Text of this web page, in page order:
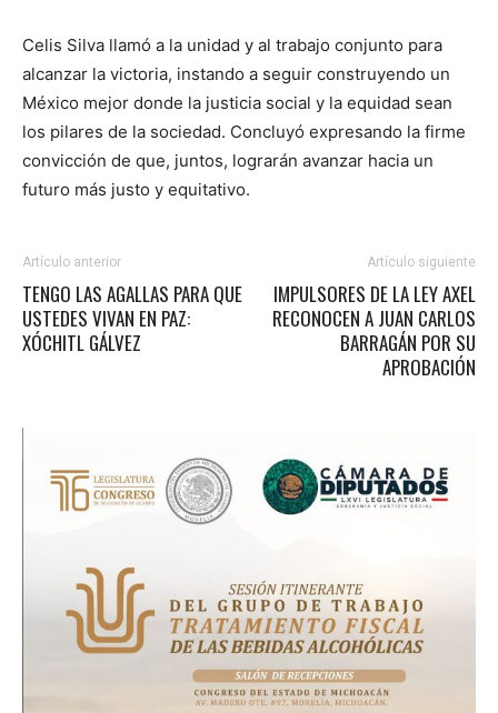
Celis Silva llamó a la unidad y al trabajo conjunto para
alcanzar la victoria, instando a seguir construyendo un
México mejor donde la justicia social y la equidad sean
los pilares de la sociedad. Concluyó expresando la firme
convicción de que, juntos, lograrán avanzar hacia un
futuro más justo y equitativo.
Artículo anterior
TENGO LAS AGALLAS PARA QUE
USTEDES VIVAN EN PAZ:
XÓCHITL GÁLVEZ
Artículo siguiente
IMPULSORES DE LA LEY AXEL
RECONOCEN A JUAN CARLOS
BARRAGÁN POR SU
APROBACIÓN